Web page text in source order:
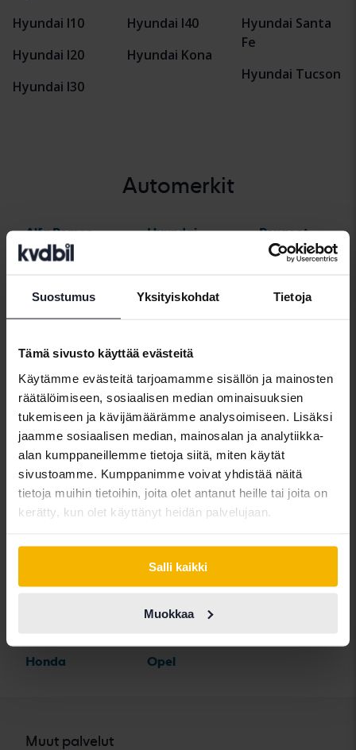
Suostumus Yksityiskohdat Tietoja
Tämä sivusto käyttää evästeitä
Käytämme evästeitä tarjoamamme sisällön ja mainosten
räätälöimiseen, sosiaalisen median ominaisuuksien
tukemiseen ja kävijämäärämme analysoimiseen. Lisäksi
jaamme sosiaalisen median, mainosalan ja analytiikka-
alan kumppaneillemme tietoja siitä, miten käytät
sivustoamme. Kumppanimme voivat yhdistää näitä
tietoja muihin tietoihin, joita olet antanut heille tai joita on
kerätty, kun olet käyttänyt heidän palvelujaan.
Salli kaikki
Muokkaa
Hyundai I10
Hyundai I20
Hyundai I30
Hyundai I40
Hyundai Kona
Hyundai Santa
Fe
Hyundai Tucson
Automerkit
Alfa Romeo
Aston Martin
Audi
Bentley
BMW
BYD
Cadillac
Chevrolet
Chrysler
Citroen
Dacia
Dodge
Honda
Hyundai
Jaguar
KIA
Land Rover
Lexus
Lynk&Co
Maserati
Mazda
Mercedes
MG
MINI
Opel
Peugeot
Polestar
Porsche
Saab
SEAT
Skoda
Subaru
Suzuki
Tesla
Toyota
Muut palvelut